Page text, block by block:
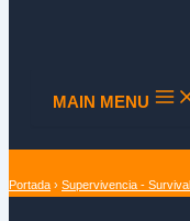
MAIN MENU
Portada › Supervivencia - Survival